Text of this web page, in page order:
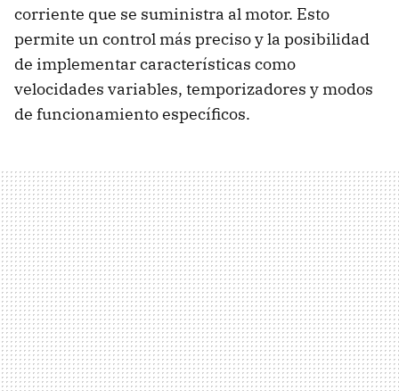
corriente que se suministra al motor. Esto
permite un control más preciso y la posibilidad
de implementar características como
velocidades variables, temporizadores y modos
de funcionamiento específicos.